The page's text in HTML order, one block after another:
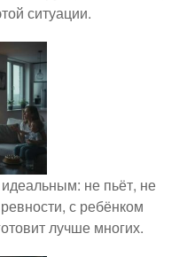
ситуации.
не пьёт, не
с ребёнком
лучше многих.